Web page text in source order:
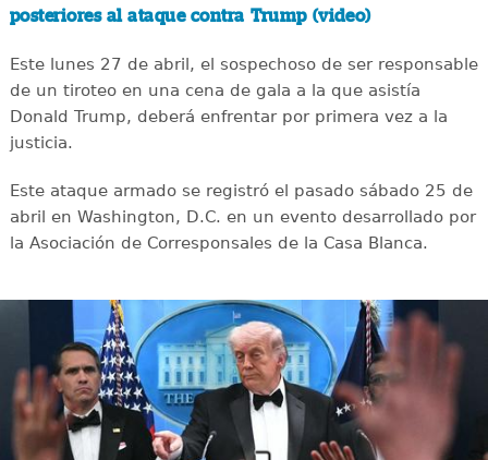
posteriores al ataque contra Trump (video)
Este lunes 27 de abril, el sospechoso de ser responsable
de un tiroteo en una cena de gala a la que asistía
Donald Trump, deberá enfrentar por primera vez a la
justicia.
Este ataque armado se registró el pasado sábado 25 de
abril en Washington, D.C. en un evento desarrollado por
la Asociación de Corresponsales de la Casa Blanca.